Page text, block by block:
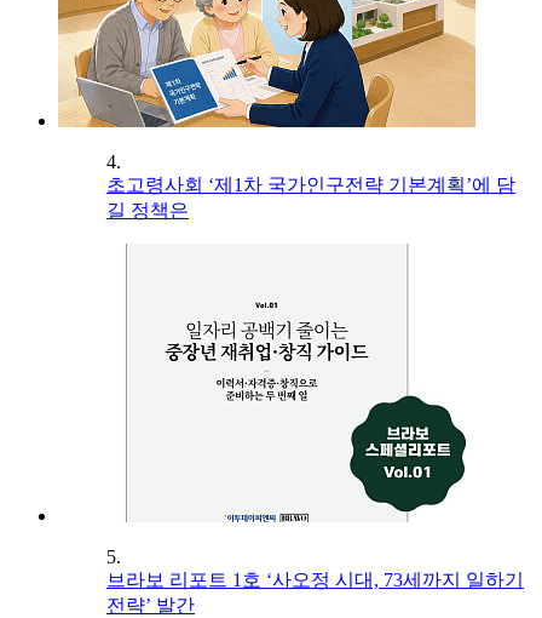
4.
초고령사회 ‘제1차 국가인구전략 기본계획’에 담
길 정책은
5.
브라보 리포트 1호 ‘사오정 시대, 73세까지 일하기
전략’ 발간